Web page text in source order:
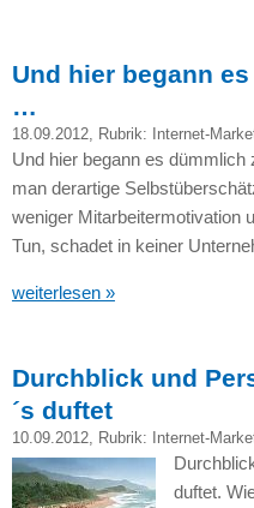
Und hier begann
…
18.09.2012, Rubrik: Internet-
Und hier begann es
man derartige
weniger Mitarbeitermotivation
Tun, schadet in keiner
weiterlesen »
Durchblick und
´s duftet
10.09.2012, Rubrik: Internet-
duftet.